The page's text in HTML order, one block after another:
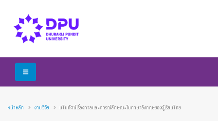
หน้าหลัก งานวิจัย มโนทัศน์เรื่องกาลและการณ์ลักษณะในภาษาอังกฤษของผู้เรียนไทย